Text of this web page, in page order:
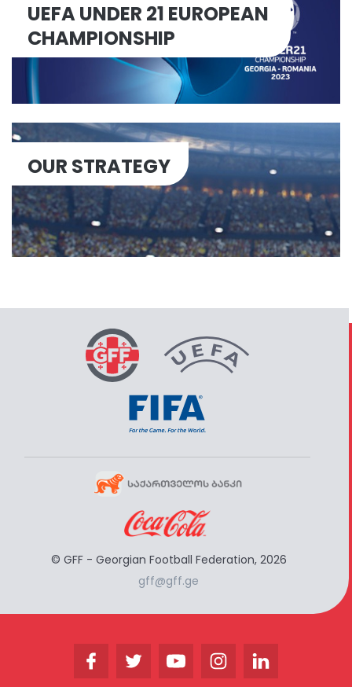
UEFA UNDER 21 EUROPEAN
CHAMPIONSHIP
OUR STRATEGY
© GFF - Georgian Football Federation, 2026
gff@gff.ge